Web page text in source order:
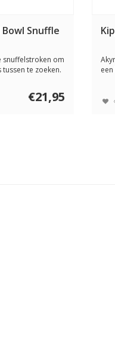
Bowl Snuffle
snuffelstroken om
tussen te zoeken.
€21,95